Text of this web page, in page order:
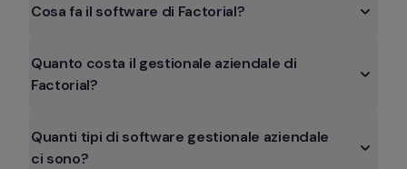
Cosa fa il software di Factorial?
Quanto costa il gestionale aziendale di
Factorial?
Quanti tipi di software gestionale aziendale
ci sono?